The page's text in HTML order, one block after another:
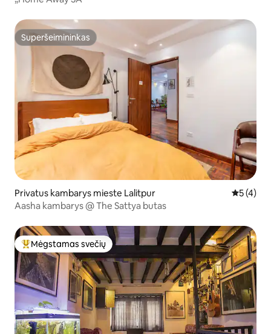
Superšeimininkas
Superšeimininkas
Privatus kambarys mieste Lalitpur Vidutinis
5 (4)
Aasha kambarys @ The Sattya butas
Svečių mėgstamiausias
Mėgstamas svečių